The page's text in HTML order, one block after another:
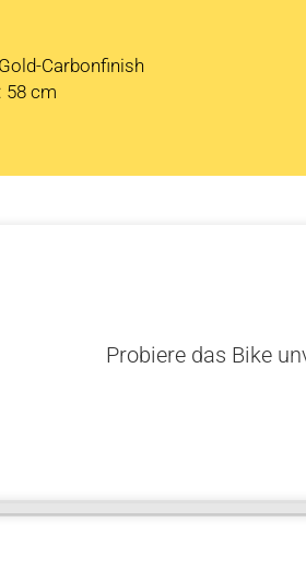
Carbonfinish
58 cm
Probiere das Bike